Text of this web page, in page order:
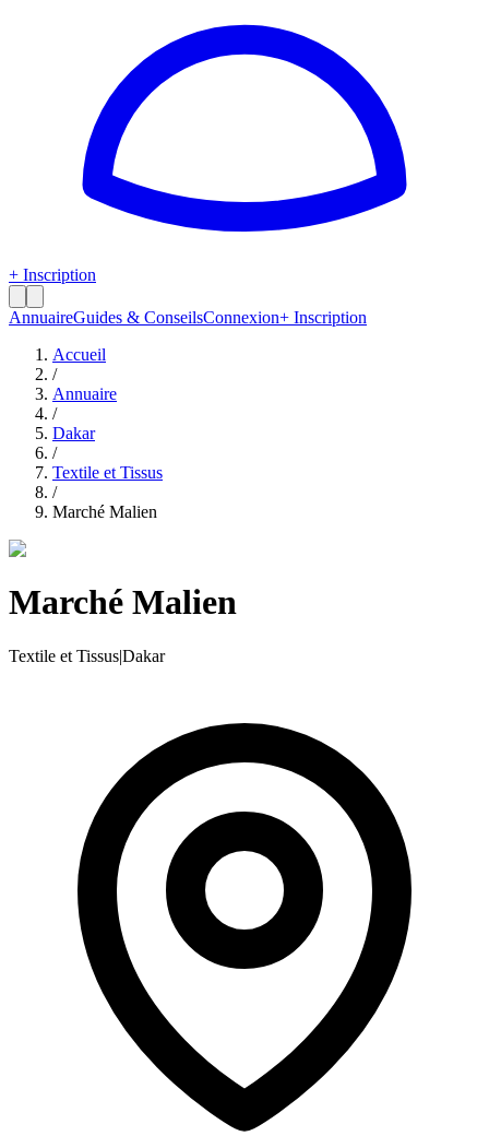
+ Inscription
AnnuaireGuides & ConseilsConnexion+ Inscription
Accueil
/
Annuaire
/
Dakar
/
Textile et Tissus
/
Marché Malien
Marché Malien
Textile et Tissus|Dakar